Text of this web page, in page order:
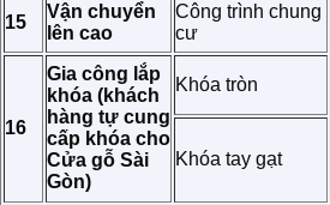
15
Vận chuyển
lên cao
Công trình chung
cư
16
Gia công lắp
khóa (khách
hàng tự cung
cấp khóa cho
Cửa gỗ Sài
Gòn)
Khóa tròn
Khóa tay gạt